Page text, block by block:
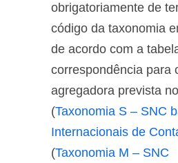
obrigatoriamente de
código da taxonomia
de acordo com a
correspondência para
agregadora prevista
(Taxonomia S – SNC
Internacionais de
(Taxonomia M – SNC